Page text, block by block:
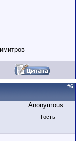
#6
Anonymous
Гость